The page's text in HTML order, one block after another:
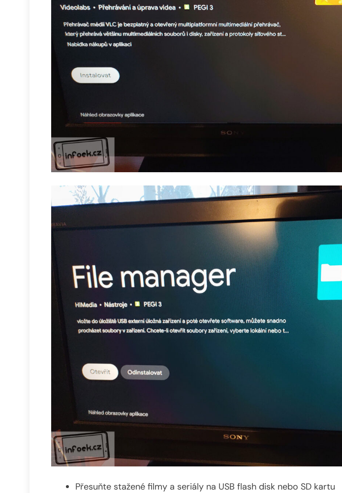
Přesuňte stažené filmy a seriály na USB flash disk nebo SD kartu